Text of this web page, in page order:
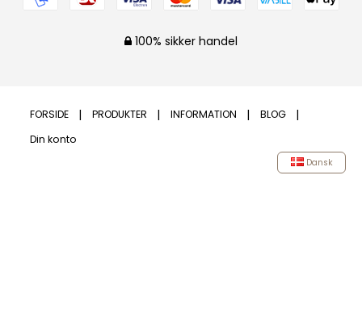
100% sikker handel
FORSIDE PRODUKTER INFORMATION
BLOG
Din konto
Dansk